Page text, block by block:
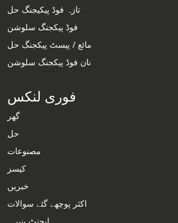
تازہ فوڈ پیکیجنگ حل
فوڈ پیکجنگ سلوشن
مائع / پیسٹ پیکجنگ حل
نان فوڈ پیکجنگ سلوشن
فوری لنکس
گھر
حل
مصنوعات
کیسز
خبریں
اکثر پوچھے گئے سوالات